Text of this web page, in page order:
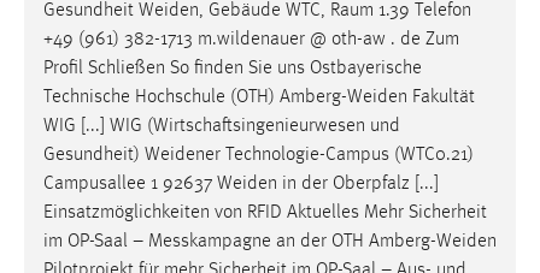
Technische Hochschule (OTH) Amberg-WeidenFakultät
WIG [...] WIG (Wirtschaftsingenieurwesen und
Gesundheit)WeidenerTechnologie-Campus (WTC0.21)
Campusallee 1 92637Weiden in der Oberpfalz [...]
Einsatzmöglichkeiten von RFID Aktuelles Mehr Sicherheit
im OP-Saal – Messkampagne an der OTHAmberg-Weiden
Pilotprojekt für mehr Sicherheit im OP-Saal – Aus- und
Weiterbildung rettet Leben Impressionen
Name:
site-language-preference
Zweck:
Das Cookie speichert die gewählte Sprache der Website.
Cookie Laufzeit:
30 Tage
Chat